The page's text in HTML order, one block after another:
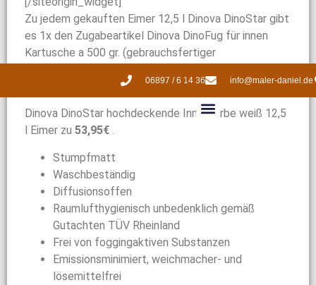
06897 / 6 14 36 info@maler-daniel.de
Zu jedem gekauften Eimer 12,5 l Dinova DinoStar gibt
es 1x den Zugabeartikel Dinova DinoFug für innen
Kartusche a 500 gr. (gebrauchsfertiger
Standfestigkeit, überstreichbar) gratis dazu.
Dinova DinoStar hochdeckende Innenfarbe weiß 12,5
l Eimer zu 53,95€ .
Stumpfmatt
Waschbeständig
Diffusionsoffen
Raumlufthygienisch unbedenklich gemäß
Gutachten TÜV Rheinland
Frei von foggingaktiven Substanzen
Emissionsminimiert, weichmacher- und
lösemittelfrei